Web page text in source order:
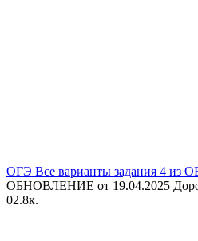
ОГЭ Все варианты задания 4 из
ОБНОВЛЕНИЕ от 19.04.2025
02.8к.